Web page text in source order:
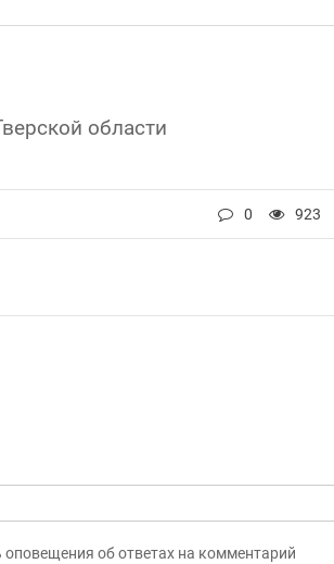
области
0 923
оповещения об ответах на комментарий